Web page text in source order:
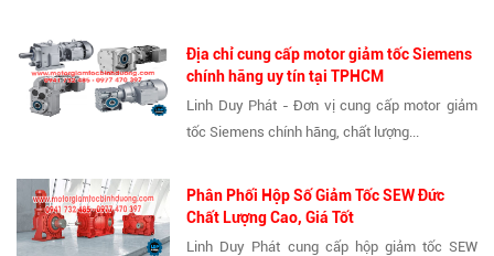
Địa chỉ cung cấp motor giảm tốc Siemens
chính hãng uy tín tại TPHCM
Linh Duy Phát - Đơn vị cung cấp motor giảm
tốc Siemens chính hãng, chất lượng...
Phân Phối Hộp Số Giảm Tốc SEW Đức
Chất Lượng Cao, Giá Tốt
Linh Duy Phát cung cấp hộp giảm tốc SEW